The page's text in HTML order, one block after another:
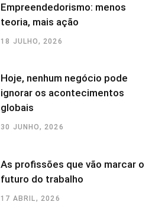
Empreendedorismo: menos
teoria, mais ação
18 JULHO, 2026
Hoje, nenhum negócio pode
ignorar os acontecimentos
globais
30 JUNHO, 2026
As profissões que vão marcar o
futuro do trabalho
17 ABRIL, 2026